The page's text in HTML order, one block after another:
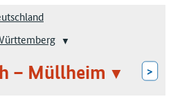
– Müllheim >